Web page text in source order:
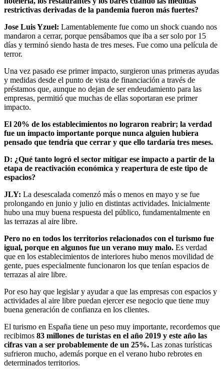
restrictivas derivadas de la pandemia fueron más fuertes?
Jose Luis Yzuel: Lamentablemente fue como un shock cuando nos
mandaron a cerrar, porque pensábamos que iba a ser solo por 15
días y terminó siendo hasta de tres meses. Fue como una película de
terror.
Una vez pasado ese primer impacto, surgieron unas primeras ayudas
y medidas desde el punto de vista de financiación a través de
préstamos que, aunque no dejan de ser endeudamiento para las
empresas, permitió que muchas de ellas soportaran ese primer
impacto.
El 20% de los establecimientos no lograron reabrir; la verdad
fue un impacto importante porque nunca alguien hubiera
pensado que tendría que cerrar y que ello tardaría tres meses.
D: ¿Qué tanto logró el sector mitigar ese impacto a partir de la
etapa de reactivación económica y reapertura de este tipo de
espacios?
JLY: La desescalada comenzó más o menos en mayo y se fue
prolongando en junio y julio en distintas actividades. Inicialmente
hubo una muy buena respuesta del público, fundamentalmente en
las terrazas al aire libre.
Pero no en todos los territorios relacionados con el turismo fue
igual, porque en algunos fue un verano muy malo. Es verdad
que en los establecimientos de interiores hubo menos movilidad de
gente, pues especialmente funcionaron los que tenían espacios de
terrazas al aire libre.
Por eso hay que legislar y ayudar a que las empresas con espacios y
actividades al aire libre puedan ejercer ese negocio que tiene muy
buena generación de confianza en los clientes.
El turismo en España tiene un peso muy importante, recordemos que
recibimos 83 millones de turistas en el año 2019 y este año las
cifras van a ser probablemente de un 25%. Las zonas turísticas
sufrieron mucho, además porque en el verano hubo rebrotes en
determinados territorios.